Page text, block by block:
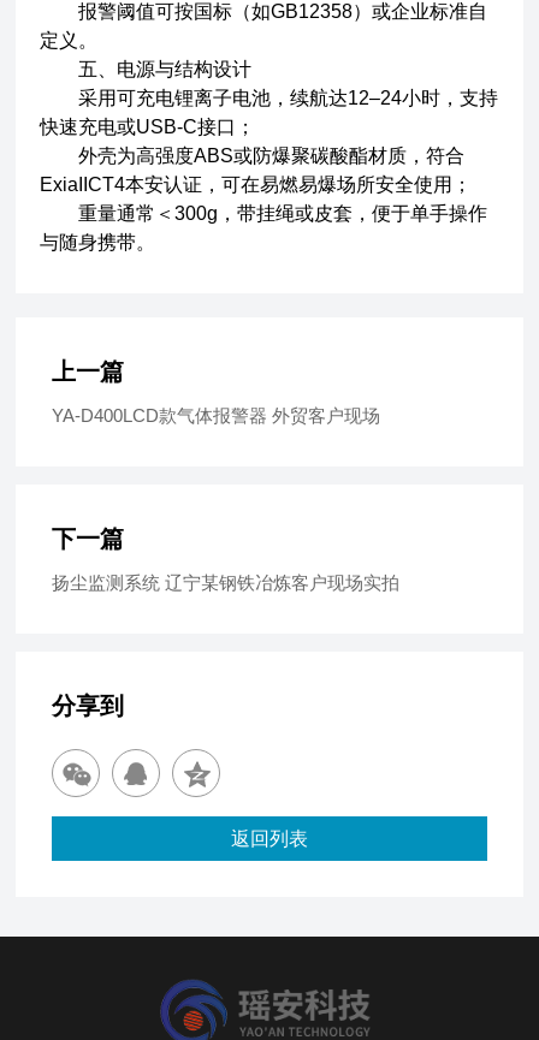
报警阈值可按国标（如GB12358）或企业标准自
定义。
五、电源与结构设计
采用可充电锂离子电池，续航达12–24小时，支持
快速充电或USB-C接口；
外壳为高强度ABS或防爆聚碳酸酯材质，符合
ExiaIICT4本安认证，可在易燃易爆场所安全使用；
重量通常＜300g，带挂绳或皮套，便于单手操作
与随身携带。
上一篇
YA-D400LCD款气体报警器 外贸客户现场
下一篇
扬尘监测系统 辽宁某钢铁冶炼客户现场实拍
分享到
返回列表